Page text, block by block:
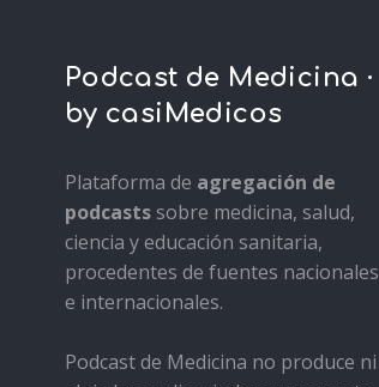
Podcast de Medicina ·
by casiMedicos
Plataforma de agregación de
podcastssobre medicina, salud,
ciencia y educación sanitaria,
procedentes de fuentes nacionales
e internacionales.
Podcast de Medicina no produce ni